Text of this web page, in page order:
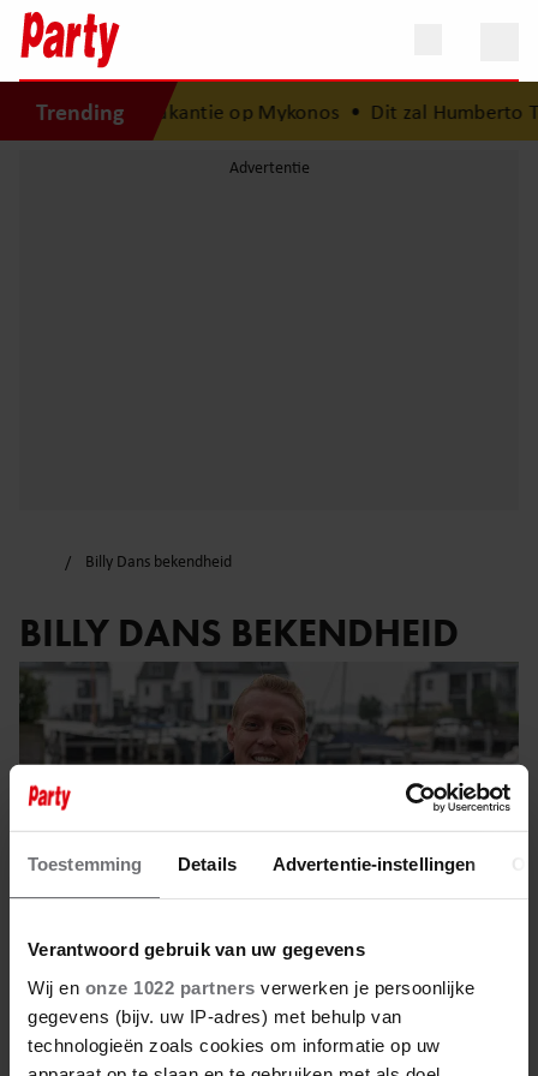
Toestemming Details Advertentie-instellingen
Verantwoord gebruik van uw gegevens
Wij en onze 1022 partners verwerken je persoonlijke
gegevens (bijv. uw IP-adres) met behulp van
technologieën zoals cookies om informatie op uw
Trending
na van droomvakantie op Mykonos•Dit zal Humberto
Billy Dans bekendheid
BILLY DANS BEKENDHEID
2 januari 2025